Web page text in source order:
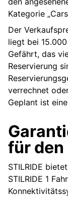
Kategorie
Der
liegt bei
Gefährt, das
Reservierung
verrechnet
Geplant ist
für den
STILRIDE
STILRIDE 1